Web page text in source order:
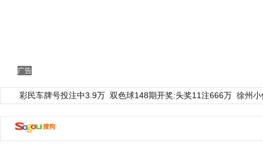
广告
彩民车牌号投注中3.9万 双色球148期开奖:头奖11注666万 徐州